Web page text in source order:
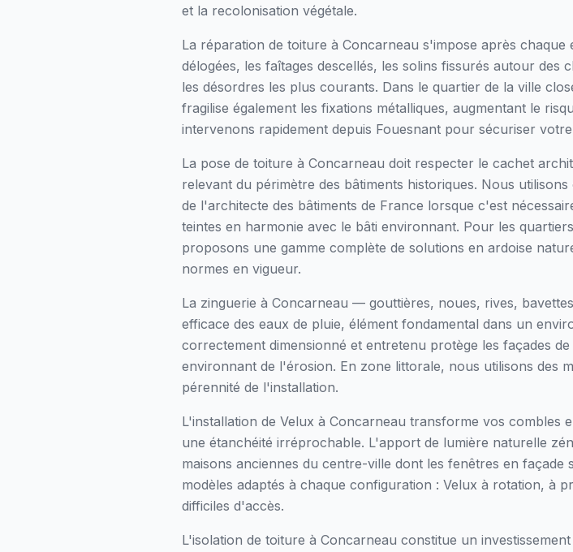
et la recolonisation végétale.
La réparation de toiture à Concarneau s'impose après
délogées, les faîtages descellés, les solins fissurés autour des
les désordres les plus courants. Dans le quartier de la ville
fragilise également les fixations métalliques, augmentant le
intervenons rapidement depuis Fouesnant pour sécuriser
La pose de toiture à Concarneau doit respecter le cachet
relevant du périmètre des bâtiments historiques. Nous
de l'architecte des bâtiments de France lorsque c'est
teintes en harmonie avec le bâti environnant. Pour les
proposons une gamme complète de solutions en ardoise
normes en vigueur.
La zinguerie à Concarneau — gouttières, noues, rives,
efficace des eaux de pluie, élément fondamental dans un
correctement dimensionné et entretenu protège les façades
environnant de l'érosion. En zone littorale, nous utilisons des
pérennité de l'installation.
L'installation de Velux à Concarneau transforme vos combles
une étanchéité irréprochable. L'apport de lumière naturelle
maisons anciennes du centre-ville dont les fenêtres en
modèles adaptés à chaque configuration : Velux à rotation, à
difficiles d'accès.
L'isolation de toiture à Concarneau constitue un